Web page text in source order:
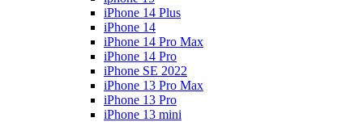
iPhone 14 Plus
iPhone 14
iPhone 14 Pro Max
iPhone 14 Pro
iPhone SE 2022
iPhone 13 Pro Max
iPhone 13 Pro
iPhone 13 mini